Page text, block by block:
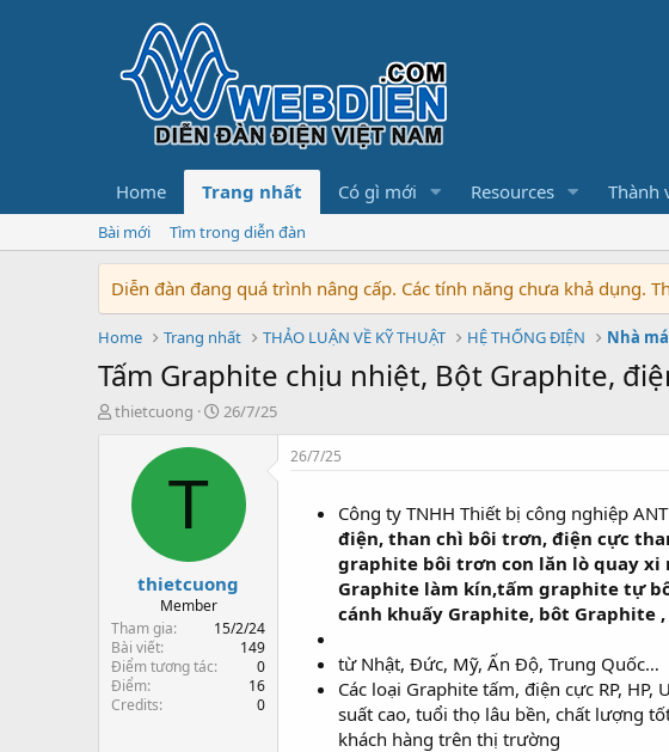
Home Trang nhất Có gì mới Resources Thành
Bài mới Tìm trong diễn đàn
Diễn đàn đang quá trình nâng cấp. Các tính năng chưa khả
Home Trang nhất THẢO LUẬN VỀ KỸ THUẬT HỆ THỐNG ĐIỆN Nhà
Tấm Graphite chịu nhiệt, Bột Graphite,
T
t
e
r
thietcuong
N
à
ầ
26/7/25
T
thietcuong
Member
Tham gia
15/2/24
Bài viết
149
Điểm tương tác
0
Điểm
16
Credits
0
26/7/25
Công ty TNHH Thiết bị công nghiệp
điện, than chì bôi trơn, điện cực
graphite bôi trơn con lăn lò quay
Graphite làm kín,tấm graphite tự
cánh khuấy Graphite, bôt Graphite
từ Nhật, Đức, Mỹ, Ấn Độ, Trung Quốc…
Các loại Graphite tấm, điện cực RP,
suất cao, tuổi thọ lâu bền, chất lượng
khách hàng trên thị trường